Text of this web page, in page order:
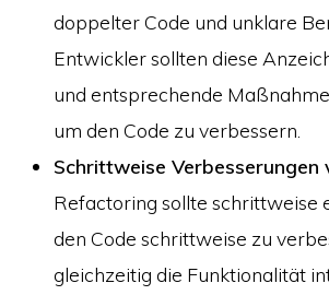
doppelter Code und unklare
Entwickler sollten diese
und entsprechende
um den Code zu verbessern.
Schrittweise Verbesserungen
Refactoring sollte schrittweise
den Code schrittweise zu
gleichzeitig die Funktionalität